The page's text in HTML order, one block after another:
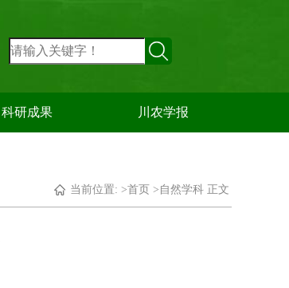
科研成果 川农学报
当前位置: >首页 > 自然学科 正文